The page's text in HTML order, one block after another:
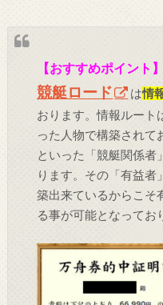
【おすすめポイント】
競艇ロード は情
おります。情報ルート
った人物で構築されて
といった「競艇関係者
ります。その「有益者
築出来ているからこそ
る事が可能となってお